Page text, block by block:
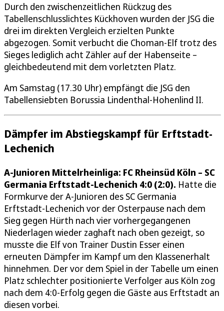
Durch den zwischenzeitlichen Rückzug des
Tabellenschlusslichtes Kückhoven wurden der JSG die
drei im direkten Vergleich erzielten Punkte
abgezogen. Somit verbucht die Choman-Elf trotz des
Sieges lediglich acht Zähler auf der Habenseite –
gleichbedeutend mit dem vorletzten Platz.
Am Samstag (17.30 Uhr) empfängt die JSG den
Tabellensiebten Borussia Lindenthal-Hohenlind II.
Dämpfer im Abstiegskampf für Erftstadt-
Lechenich
A-Junioren Mittelrheinliga: FC Rheinsüd Köln – SC
Germania Erftstadt-Lechenich 4:0 (2:0). Hatte die
Formkurve der A‑Junioren des SC Germania
Erftstadt‑Lechenich vor der Osterpause nach dem
Sieg gegen Hürth nach vier vorhergegangenen
Niederlagen wieder zaghaft nach oben gezeigt, so
musste die Elf von Trainer Dustin Esser einen
erneuten Dämpfer im Kampf um den Klassenerhalt
hinnehmen. Der vor dem Spiel in der Tabelle um einen
Platz schlechter positionierte Verfolger aus Köln zog
nach dem 4:0-Erfolg gegen die Gäste aus Erftstadt an
diesen vorbei.